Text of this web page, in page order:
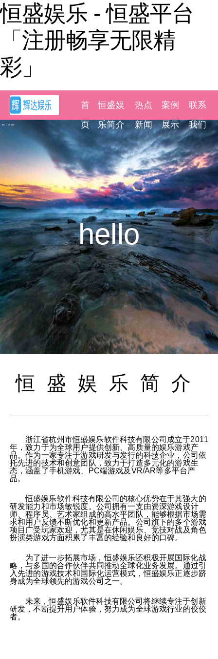
恒盛娱乐 - 恒盛平台
「注册畅享无限精
彩」
首
页
恒盛娱
乐简介
热点
新闻
案例
展示
联系
我们
hello
恒盛娱乐简介
浙江省杭州市恒盛娱乐软件科技有限公司成立于2011
年，致力于为全球用户提供创新、高质量的娱乐游戏产
品。作为一家专注于游戏研发与发行的科技企业，公司依
托先进的技术和创意团队，致力于打造多元化的游戏生
态，涵盖了手机游戏、PC端游戏及VR/AR等多平台产
品。
恒盛娱乐软件科技有限公司的核心优势在于其强大的
研发能力和市场敏锐度。公司拥有一支由资深游戏设计
师、程序员、艺术家组成的高水平团队，能够根据市场需
求和用户反馈不断优化和更新产品。公司旗下的多个游戏
项目广受玩家欢迎，尤其是在休闲娱乐、竞技对战及角色
扮演类游戏方面积累了丰富的经验和良好的口碑。
为了进一步拓展市场，恒盛娱乐还积极开展国际化战
略，与多国的合作伙伴共同推动全球化业务发展。通过引
入先进的游戏技术和国际化运营模式，恒盛娱乐正逐步跻
身成为全球领先的游戏公司之一。
未来，恒盛娱乐软件科技有限公司将继续专注于创新
研发，不断提升用户体验，努力成为全球游戏行业的佼佼
者。